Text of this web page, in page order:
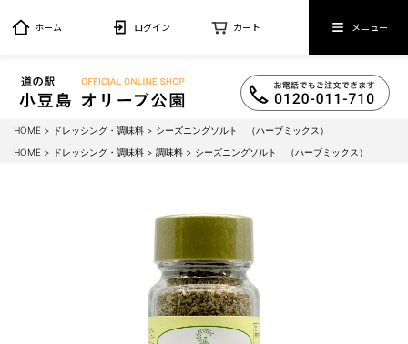
ホーム ログイン カート メニュー
HOME ドレッシング・調味料
シーズニングソルト （ハーブミックス）
HOME
ドレッシング・調味料 調味料 シーズニングソルト （ハーブミックス）